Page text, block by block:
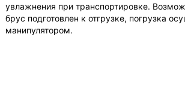
увлажнения при транспортировке.
брус подготовлен к отгрузке, погрузка
манипулятором.